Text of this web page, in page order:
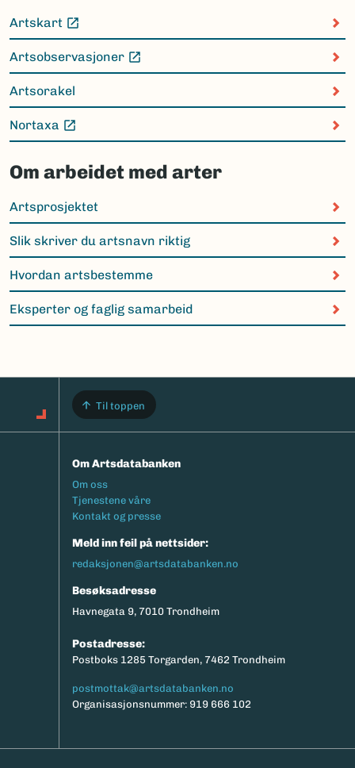
Artskart
(Ekstern lenke)
Artsobservasjoner
(Ekstern lenke)
Artsorakel
Nortaxa
(Ekstern lenke)
Om arbeidet med arter
Artsprosjektet
Slik skriver du artsnavn riktig
Hvordan artsbestemme
Eksperter og faglig samarbeid
Til toppen
Om Artsdatabanken
Footermeny
Om oss
Tjenestene våre
Kontakt og presse
Meld inn feil på nettsider:
redaksjonen@artsdatabanken.no
Besøksadresse
Havnegata 9, 7010 Trondheim
Postadresse:
Postboks 1285 Torgarden, 7462 Trondheim
postmottak@artsdatabanken.no
Organisasjonsnummer: 919 666 102